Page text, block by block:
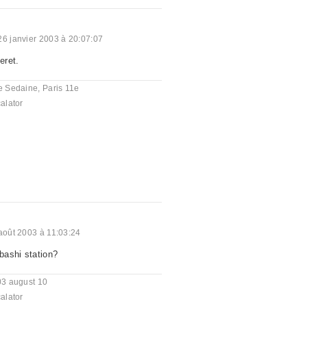
janvier 2003 à 20:07:07
Sedaine, Paris 11e
2003 à 11:03:24
station?
august 10